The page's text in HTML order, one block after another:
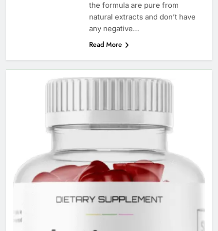
the formula are pure from
natural extracts and don’t have
any negative…
Read More